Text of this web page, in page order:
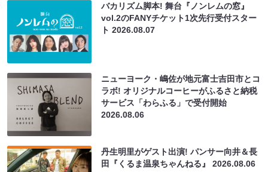
バカリズム脚本! 舞台『ノンレムの窓』
vol.2のFANYチケット1次先行受付スター
ト2026.08.07
ニューヨーク・嶋佐が地元富士吉田市とコ
ラボ! オリジナルコーヒーがふるさと納税
サービス「わらふる」で受付開始
2026.08.06
丹生明里がゲスト出演! パンサー向井＆長
田『くるま温泉ちゃんねる』2026.08.06